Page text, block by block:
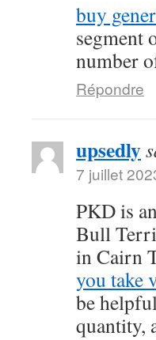
buy
segment
number
Répondre
upsedly
7 juillet
PKD is
Bull
in Cairn
you take
be
quantity,